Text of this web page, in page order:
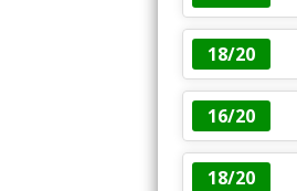
18/20
16/20
18/20